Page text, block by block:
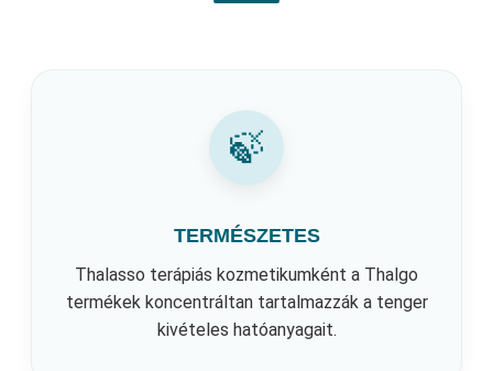
🍃
TERMÉSZETES
Thalasso terápiás kozmetikumként a Thalgo
termékek koncentráltan tartalmazzák a tenger
kivételes hatóanyagait.